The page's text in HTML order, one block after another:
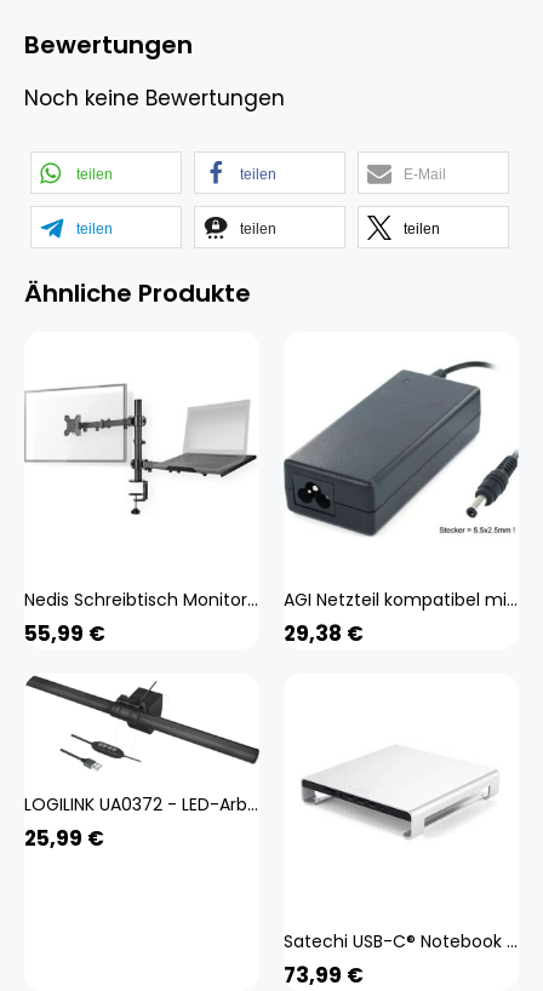
Bewertungen
Noch keine Bewertungen
teilen teilen E-Mail
teilen teilen teilen
Ähnliche Produkte
Nedis Schreibtisch Monitorhalterung Notebook 1 Bildschirm(e) 15 - 32 " 75x75 / 100x100 Int (Tisch, 32"), Monitor Halterung, Schwarz
55,99 €
AGI Netzteil kompatibel mit HP M24f FHD Monitor, Notebook Netzteil, Schwarz
29,38 €
LOGILINK UA0372 - LED-Arbeitsleuchte für Monitore, Notebooks
25,99 €
Satechi USB-C® Notebook Dockingstation / Ständer Monitor Stand Hub ST-AMSHS
73,99 €